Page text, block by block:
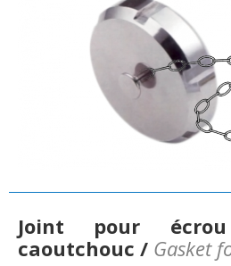
Joint pour
caoutchouc / Gasket